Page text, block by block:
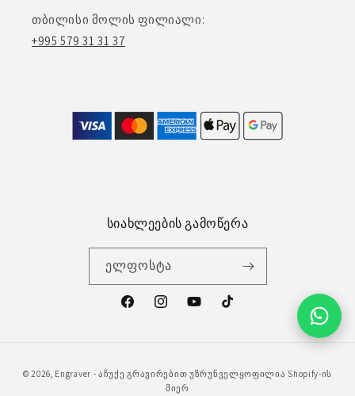
თბილისი მოლის ფილიალი:
+995 579 31 31 37
სიახლეების გამოწერა
ელფოსტა
ფეისბუქიინსტაგრამი
მეთოდები
© 2026, Engraver - აჩუქე გრავირებით უზრუნველყოფილია Shopify-ის
მიერ